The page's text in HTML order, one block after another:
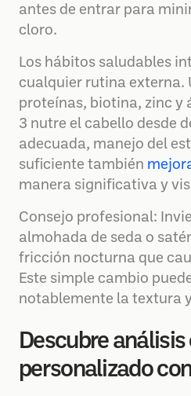
antes de entrar para
cloro.
Los hábitos saludables
cualquier rutina externa.
proteínas, biotina, zinc y
3 nutre el cabello desde
adecuada, manejo del
suficiente también
manera significativa y
Consejo profesional:
almohada de seda o
fricción nocturna que
Este simple cambio
notablemente la textura
Descubre
personalizado